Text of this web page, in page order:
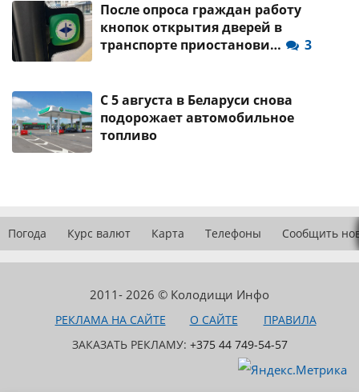
После опроса граждан работу
кнопок открытия дверей в
транспорте приостанови…
3
С 5 августа в Беларуси снова
подорожает автомобильное
топливо
Погода Курс валют Карта Телефоны Сообщить
2011- 2026 © Колодищи Инфо
РЕКЛАМА НА САЙТЕ О САЙТЕ
ПРАВИЛА
ЗАКАЗАТЬ РЕКЛАМУ: +375 44 749-54-57